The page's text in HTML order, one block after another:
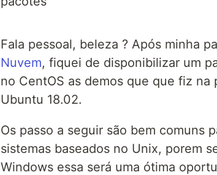
Fala pessoal, beleza ? Após minha
Nuvem, fiquei de disponibilizar um
no CentOS as demos que que fiz
Ubuntu 18.02.
Os passo a seguir são bem comuns
sistemas baseados no Unix, porem
Windows essa será uma ótima